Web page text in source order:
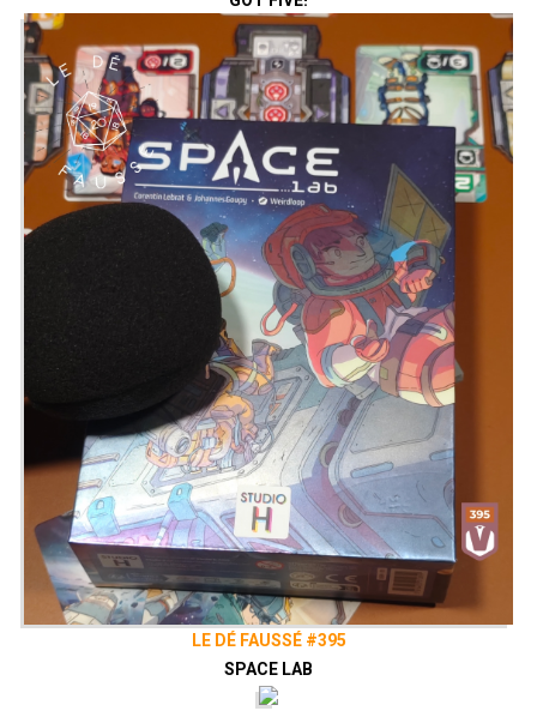
fantastique de Root !
Présenté par Julien ,Alex&Zephiriel
Twitter@ledefausse
InstagramLe Dé Faussé&
@loufoque_ludique
FacebookLe Dé Faussé&Le Loufoque -
Comptoire Ludique
LE DÉ FAUSSÉ #395
SPACE LAB